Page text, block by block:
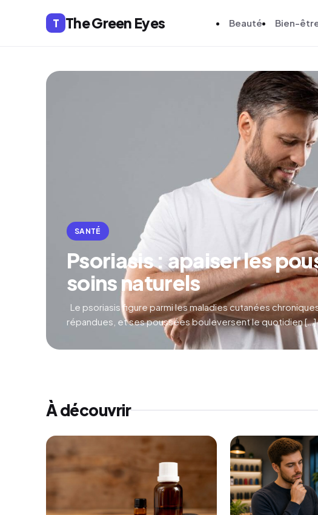
T The Green Eyes Beauté Bien-
SANTÉ
Psoriasis : apaiser les
soins naturels
Le psoriasis figure parmi les maladies cutanées
répandues, et ses poussées bouleversent le quotidien […]
À découvrir